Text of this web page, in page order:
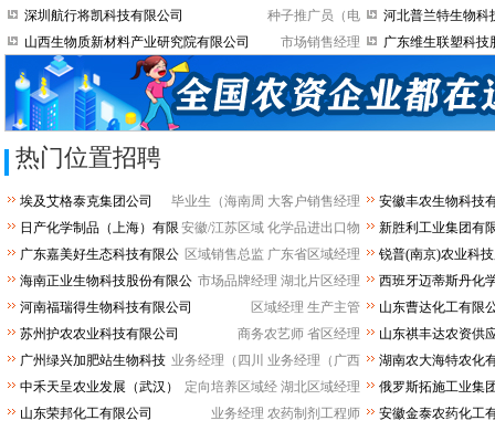
司
种子推广员（电
深圳航行将凯科技有限公司
市场销售经理
山西生物质新材料产业研究院有限公司
河北普兰特生物科
广东维生联塑科技
热门位置招聘
毕业生（海南周 大客户销售经理
埃及艾格泰克集团公司
安徽/江苏区域 化学品进出口物
日产化学制品（上海）有限
公司
区域销售总监 广东省区域经理
广东嘉美好生态科技有限公
司
市场品牌经理 湖北片区经理
海南正业生物科技股份有限公
司
区域经理 生产主管
河南福瑞得生物科技有限公司
商务农艺师 省区经理
苏州护农农业科技有限公司
业务经理（四川
业务经理（广西
广州绿兴加肥站生物科技
有限公司
定向培养区域经 湖北区域经理
中禾天呈农业发展（武汉）
有限公司
业务经理 农药制剂工程师
山东荣邦化工有限公司
安徽丰农生物科技
新胜利工业集团有
锐普(南京)农业科
司西班牙迈蒂斯丹化
有限公司
山东曹达化工有限
山东祺丰达农资供
湖南农大海特农化
司俄罗斯拓施工业集
安徽金泰农药化工